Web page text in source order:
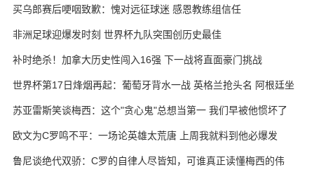
买乌郎赛后哽咽致歉：愧对远征球迷 感恩教练组信任
非洲足球迎爆发时刻 世界杯九队突围创历史最佳
补时绝杀！加拿大历史性闯入16强 下一战将直面豪门挑战
世界杯第17日烽烟再起：葡萄牙背水一战 英格兰抢头名 阿根廷坐
收渔利
苏亚雷斯笑谈梅西：这个"贪心鬼"总想当第一 我们早被他惯坏了
欧文为C罗鸣不平：一场论英雄太荒唐 上周我就料到他必爆发
鲁尼谈绝代双骄：C罗的自律人尽皆知，可谁真正读懂梅西的伟